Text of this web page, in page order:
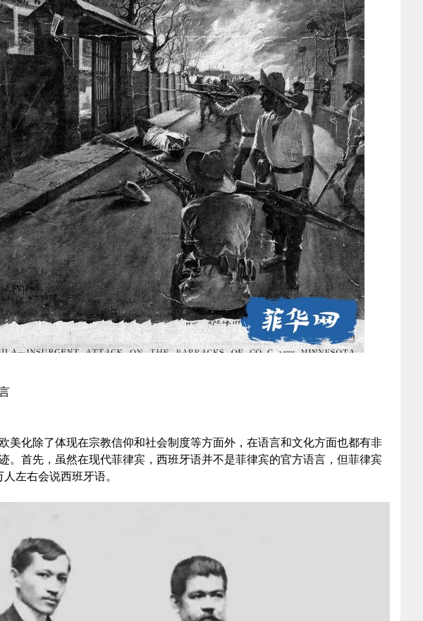
美化除了体现在宗教信仰和社会制度等方面外，在语言和文化方面也都有非
。首先，虽然在现代菲律宾，西班牙语并不是菲律宾的官方语言，但菲律宾
人左右会说西班牙语。